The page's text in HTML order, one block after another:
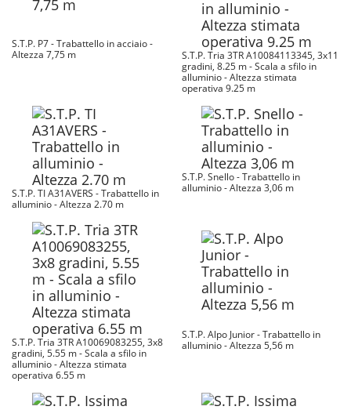
S.T.P. P7 - Trabattello in acciaio -
Altezza 7,75 m
S.T.P. Tria 3TR A10084113345, 3x11
gradini, 8.25 m - Scala a sfilo in
alluminio - Altezza stimata
operativa 9.25 m
S.T.P. TI A31AVERS - Trabattello in
alluminio - Altezza 2.70 m
S.T.P. Snello - Trabattello in
alluminio - Altezza 3,06 m
S.T.P. Tria 3TR A10069083255, 3x8
gradini, 5.55 m - Scala a sfilo in
alluminio - Altezza stimata
operativa 6.55 m
S.T.P. Alpo Junior - Trabattello in
alluminio - Altezza 5,56 m